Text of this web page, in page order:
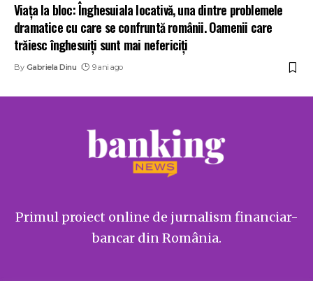
Viaţa la bloc: Înghesuiala locativă, una dintre problemele
dramatice cu care se confruntă românii. Oamenii care
trăiesc înghesuiţi sunt mai nefericiţi
By Gabriela Dinu 9 ani ago
Primul proiect online de jurnalism financiar-
bancar din România.